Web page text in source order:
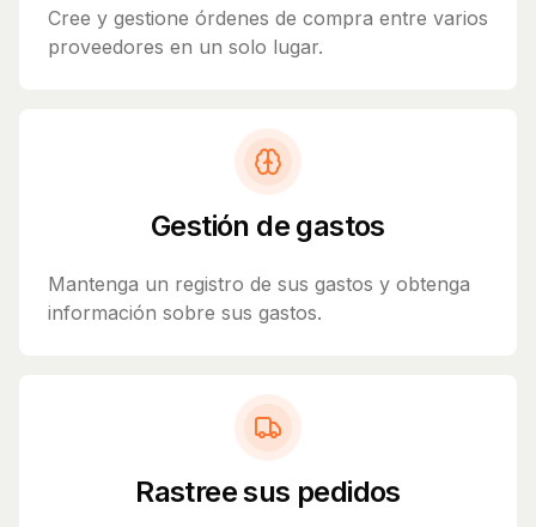
Cree y gestione órdenes de compra entre varios
proveedores en un solo lugar.
Gestión de gastos
Mantenga un registro de sus gastos y obtenga
información sobre sus gastos.
Rastree sus pedidos